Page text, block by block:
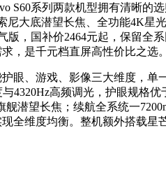
S60系列两款机型拥有清晰的
尼大底潜望长焦、全功能4K
版，国补价2464元起，保留全
，是千元档直屏高性价比之选。
眼、游戏、影像三大维度，
4320Hz高频调光，护眼规格
潜望长焦；续航全系统一
全维度均衡。整机额外搭载星